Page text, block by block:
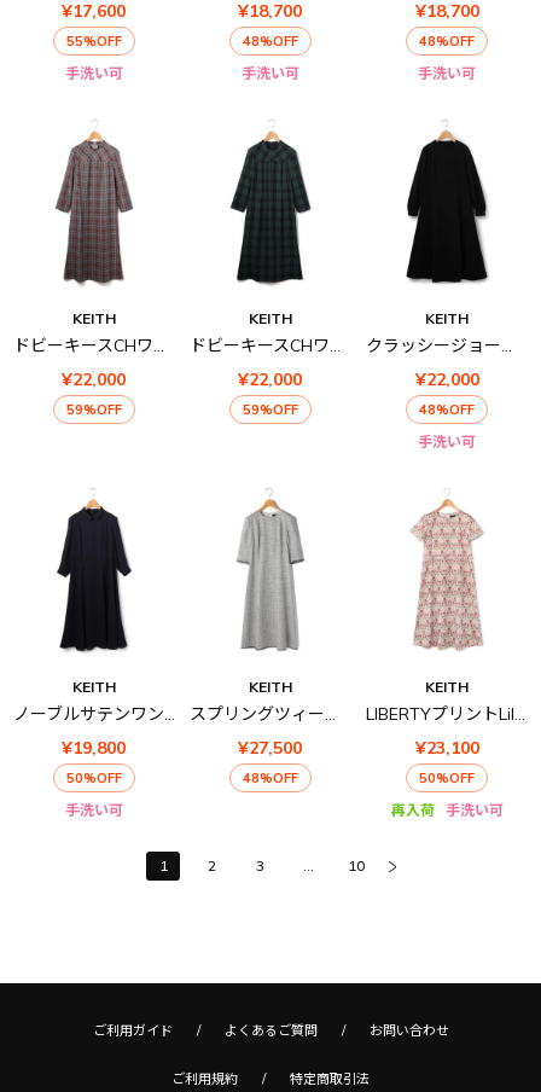
¥17,600
55%OFF
手洗い可
¥18,700
48%OFF
手洗い可
¥18,700
48%OFF
手洗い可
KEITH
ドビーキースCHワンピース
¥22,000
59%OFF
KEITH
ドビーキースCHワンピース
¥22,000
59%OFF
KEITH
クラッシージョーゼットワンピース
¥22,000
48%OFF
手洗い可
KEITH
ノーブルサテンワンピース
¥19,800
50%OFF
手洗い可
KEITH
スプリングツィードワンピース
¥27,500
48%OFF
KEITH
LIBERTYプリントLily Annabellワンピース
¥23,100
50%OFF
再入荷 手洗い可
1 2 3 ... 10
ご利用ガイド よくあるご質問 お問い合わせ
ご利用規約 特定商取引法